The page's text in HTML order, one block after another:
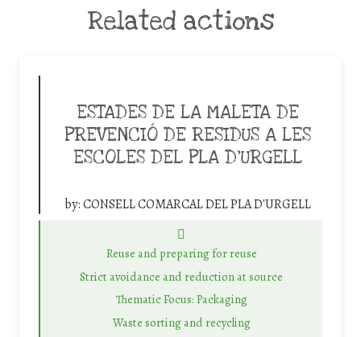
Related actions
ESTADES DE LA MALETA DE
PREVENCIÓ DE RESIDUS A LES
ESCOLES DEL PLA D’URGELL
by:CONSELL COMARCAL DEL PLA D'URGELL
Reuse and preparing for reuse
Strict avoidance and reduction at source
Thematic Focus: Packaging
Waste sorting and recycling